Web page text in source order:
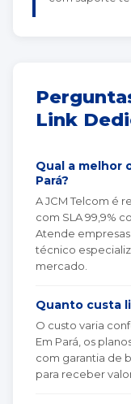
Link
Qual a melhor
Pará?
A JCM Telcom é
com SLA 99,9%
Atende
técnico
mercado.
Quanto custa
O custo varia
Em Pará, os
com garantia de
para receber